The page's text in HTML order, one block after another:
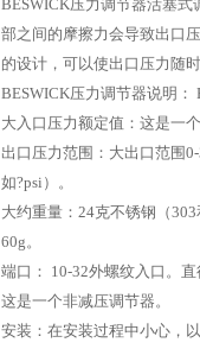
BESWICK压力调节器活塞
部之间的摩擦力会导致出口
的设计，可以使出口压力随
BESWICK压力调节器说明：
大入口压力额定值：这是一
出口压力范围：大出口范围
如?psi）。
大约重量：24克不锈钢（
60g。
端口： 10-32外螺纹入口。
这是一个非减压调节器。
安装：在安装过程中小心，